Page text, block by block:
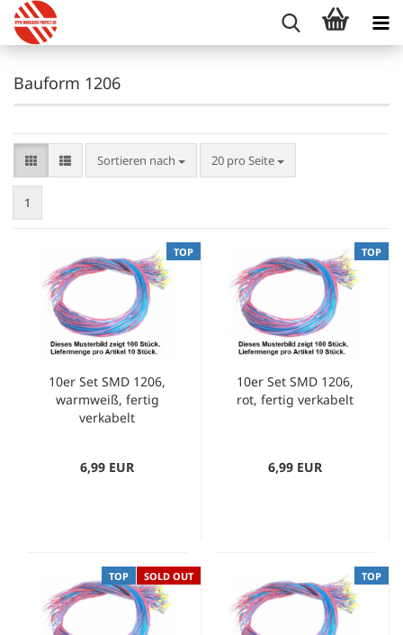
Bauform 1206
Sortieren nach
Sortieren nach 20 pro Seite
pro Seite
1
TOP
10er Set SMD 1206,
warmweiß, fertig
verkabelt
6,99 EUR
TOP
10er Set SMD 1206,
rot, fertig verkabelt
6,99 EUR
TOP SOLD OUT TOP